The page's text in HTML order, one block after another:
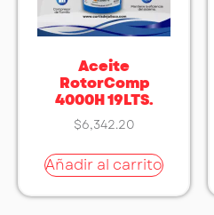
Aceite
RotorComp
4000H 19LTS.
$6,342.20
Añadir al carrito